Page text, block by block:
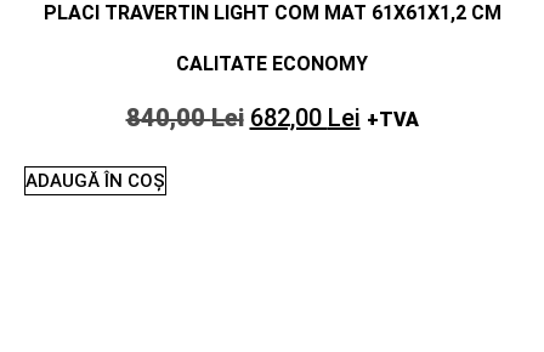
PLACI TRAVERTIN LIGHT COM MAT 61X61X1,2 CM
CALITATE ECONOMY
840,00Lei 682,00 Lei +TVA
ADAUGĂ ÎN COȘ